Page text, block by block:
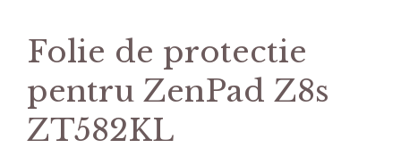
Folie de protectie
pentru ZenPad Z8s
ZT582KL